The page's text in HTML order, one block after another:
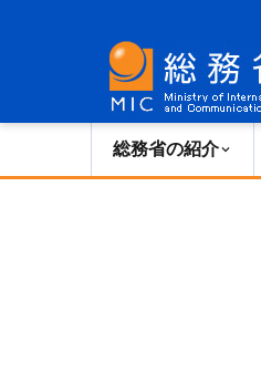
総務省の紹介